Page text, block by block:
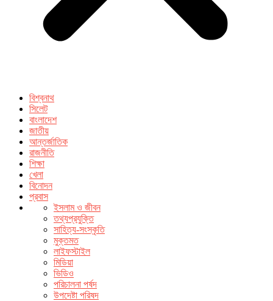
বিশ্বনাথ
সিলেট
বাংলাদেশ
জাতীয়
আন্তর্জাতিক
রাজনীতি
শিক্ষা
খেলা
বিনোদন
প্রবাস
ইসলাম ও জীবন
তথ্যপ্রযুক্তি
সাহিত্য-সংস্কৃতি
মুক্তমত
লাইফস্টাইল
মিডিয়া
ভিডিও
পরিচালনা পর্ষদ
উপদেষ্টা পরিষদ